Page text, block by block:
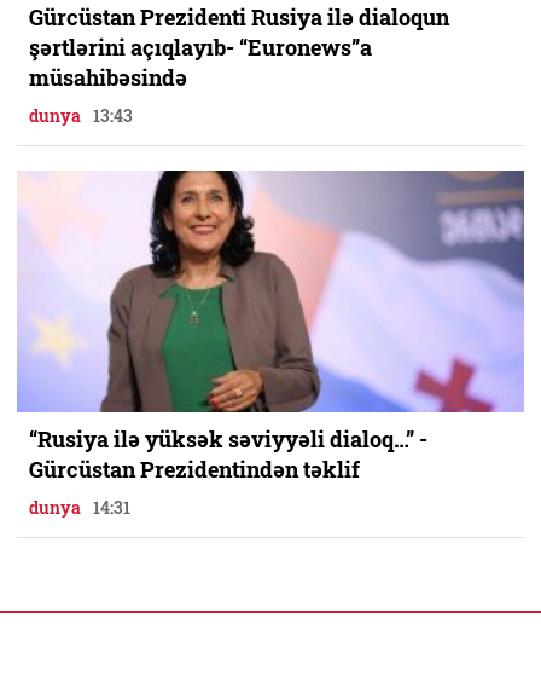
Gürcüstan Prezidenti Rusiya ilə dialoqun
şərtlərini açıqlayıb- “Euronews”a
müsahibəsində
dunya 13:43
“Rusiya ilə yüksək səviyyəli dialoq…” -
Gürcüstan Prezidentindən təklif
dunya 14:31